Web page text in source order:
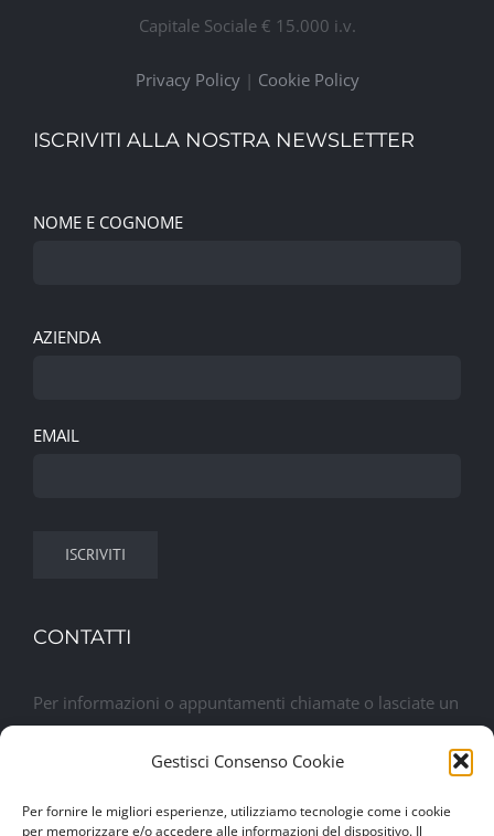
Gestisci Consenso Cookie
Per fornire le migliori esperienze, utilizziamo tecnologie come i cookie
per memorizzare e/o accedere alle informazioni del dispositivo. Il
Capitale Sociale € 15.000 i.v.
Privacy Policy| Cookie Policy
ISCRIVITI ALLA NOSTRA NEWSLETTER
NOME E COGNOME
AZIENDA
EMAIL
CONTATTI
Per informazioni o appuntamenti chiamate o lasciate un